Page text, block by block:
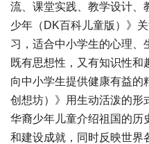
流、课堂实践、教学设计、
少年（DK百科儿童版）》
习，适合中小学生的心理、
既有思想性，又有知识性和
向中小学生提供健康有益的
创想坊）》用生动活泼的形
华裔少年儿童介绍祖国的历
和建设成就，同时反映世界